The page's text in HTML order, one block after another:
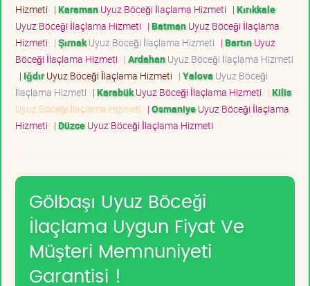
Hizmeti | KaramanUyuz Böceği İlaçlama Hizmeti | Kırıkkale
Uyuz Böceği İlaçlama Hizmeti | BatmanUyuz Böceği İlaçlama
Hizmeti | ŞırnakUyuz Böceği İlaçlama Hizmeti | BartınUyuz
Böceği İlaçlama Hizmeti | ArdahanUyuz Böceği İlaçlama Hizmeti
| IğdırUyuz Böceği İlaçlama Hizmeti | Yalova Uyuz Böceği
İlaçlama Hizmeti | KarabükUyuz Böceği İlaçlama Hizmeti | Kilis
Uyuz Böceği İlaçlama Hizmeti | OsmaniyeUyuz Böceği İlaçlama
Hizmeti | DüzceUyuz Böceği İlaçlama Hizmeti
Gölbaşı Uyuz Böceği
İlaçlama Uygun Fiyat Ve
Müşteri Memnuniyeti
Garantisi !